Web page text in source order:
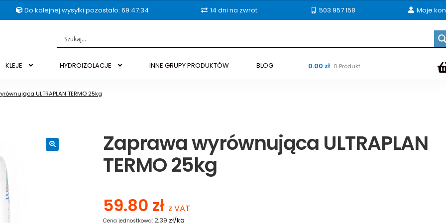
Do kolejnej wysyłki pozostało: 69:47:33 14 dni na zwrot 503 957 158 Moje
KLEJE HYDROIZOLACJE INNE GRUPY PRODUKTÓW BLOG 0.00 zł 0 Produkt
ULTRAPLAN TERMO 25kg
Zaprawa wyrównująca ULTRAPLAN
TERMO 25kg
59.80 zł z VAT
2,39 zł/kg